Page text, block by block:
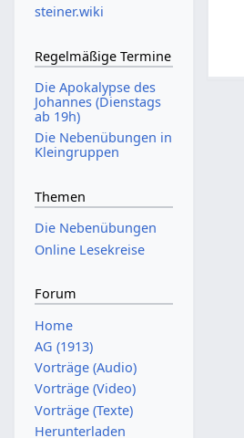
steiner.wiki
Regelmäßige Termine
Die Apokalypse des
Johannes (Dienstags
ab 19h)
Die Nebenübungen in
Kleingruppen
Themen
Die Nebenübungen
Online Lesekreise
Forum
Home
AG (1913)
Vorträge (Audio)
Vorträge (Video)
Vorträge (Texte)
Herunterladen